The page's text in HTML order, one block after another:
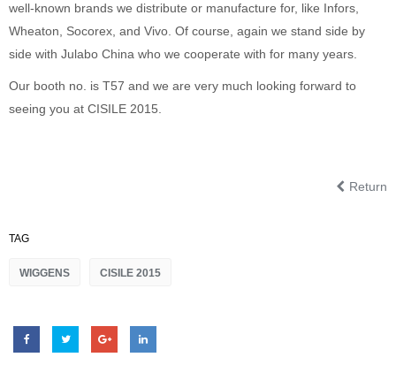
well-known brands we distribute or manufacture for, like Infors,
Wheaton, Socorex, and Vivo. Of course, again we stand side by
side with Julabo China who we cooperate with for many years.
Our booth no. is T57 and we are very much looking forward to
seeing you at CISILE 2015.
Return
TAG
WIGGENS CISILE 2015